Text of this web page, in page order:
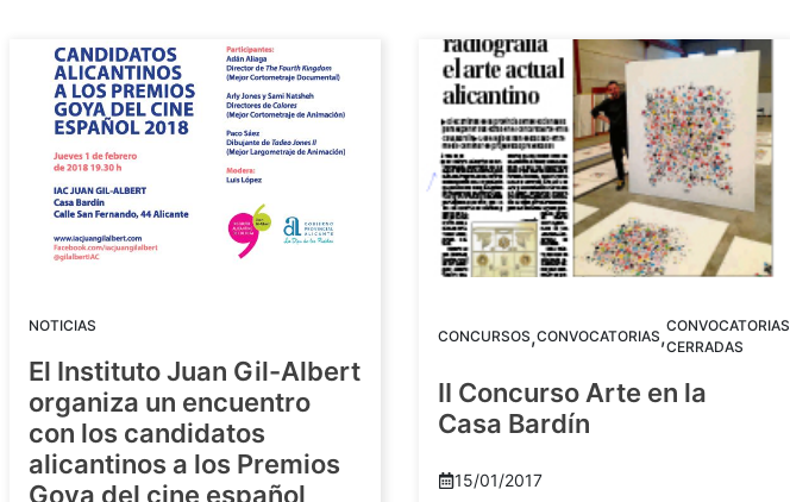
NOTICIAS
El Instituto Juan Gil-Albert
organiza un encuentro
con los candidatos
alicantinos a los Premios
Goya del cine español
CONCURSOS,CONVOCATORIAS,CONVOCATORIAS
CERRADAS
II Concurso Arte en la
Casa Bardín
15/01/2017